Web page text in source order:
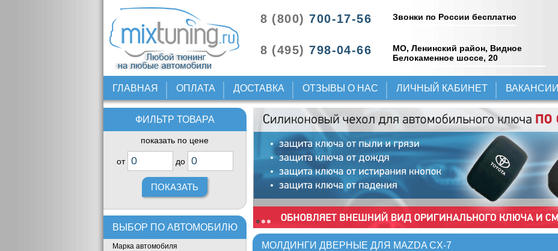
8 (800) 700-17-56
8 (495) 798-04-66
Звонки по России бесплатно
МО, Ленинский район, Видное
Белокаменное шоссе, 20
ГЛАВНАЯ ОПЛАТА ДОСТАВКА ОТЗЫВЫ О НАС ЛИЧНЫЙ КАБИНЕТ ВАКАНСИИ
ФИЛЬТР ТОВАРА
показать по цене
от до
ВЫБОР ПО АВТОМОБИЛЮ
Марка автомобиля МОЛДИНГИ ДВЕРНЫЕ ДЛЯ MAZDA CX-7